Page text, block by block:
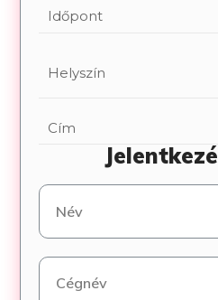
Időpont
Helyszín
Cím